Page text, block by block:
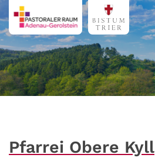
Zum Inhalt springen
Pfarrei Obere Kyll